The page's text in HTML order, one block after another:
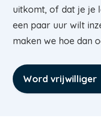
uitkomt, of dat je je
een paar uur wilt
maken we hoe dan
Word vrijwilliger